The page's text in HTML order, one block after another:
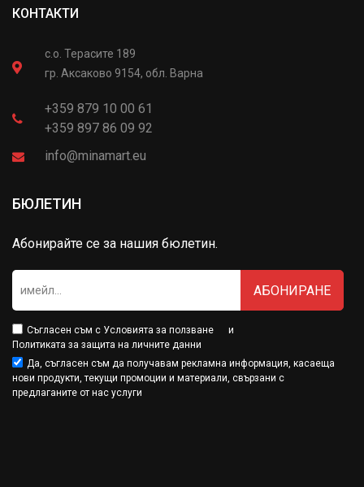
КОНТАКТИ
с.о. Терасите 189
гр. Аксаково 9154, обл. Варна
+359 879 10 00 61
+359 897 86 09 92
info@minamart.eu
БЮЛЕТИН
Абонирайте се за нашия бюлетин.
АБОНИРАНЕ
Съгласен съм с Условията за ползване
и
Политиката за защита на личните данни
Да, съгласен съм да получавам рекламна информация, касаеща
нови продукти, текущи промоции и материали, свързани с
предлаганите от нас услуги